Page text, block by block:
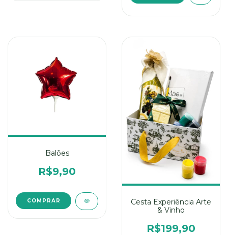
Balões
R$9,90
COMPRAR
Cesta Experiência Arte
& Vinho
R$199,90